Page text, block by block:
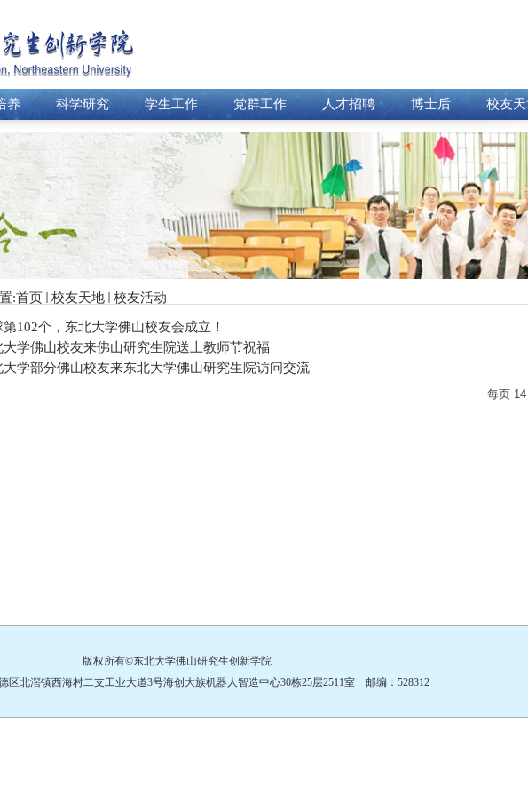
养 科学研究 学生工作 党群工作 人才招聘 博士后 校友
:首页 校友天地 校友活动
第102个，东北大学佛山校友会成立！
大学佛山校友来佛山研究生院送上教师节祝福
大学部分佛山校友来东北大学佛山研究生院访问交流
每页 14
版权所有©东北大学佛山研究生创新学院
区北滘镇西海村二支工业大道3号海创大族机器人智造中心30栋25层2511室 邮编：528312